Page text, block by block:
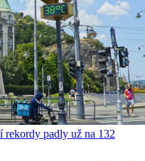
rekordy padly už na 132